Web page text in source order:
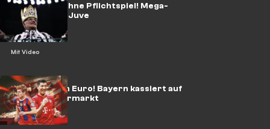
Mit Video
Fettes Plus ohne Pflichtspiel! Mega-
Transfer für Juve
560 Millionen Euro! Bayern kassiert auf
dem Transfermarkt